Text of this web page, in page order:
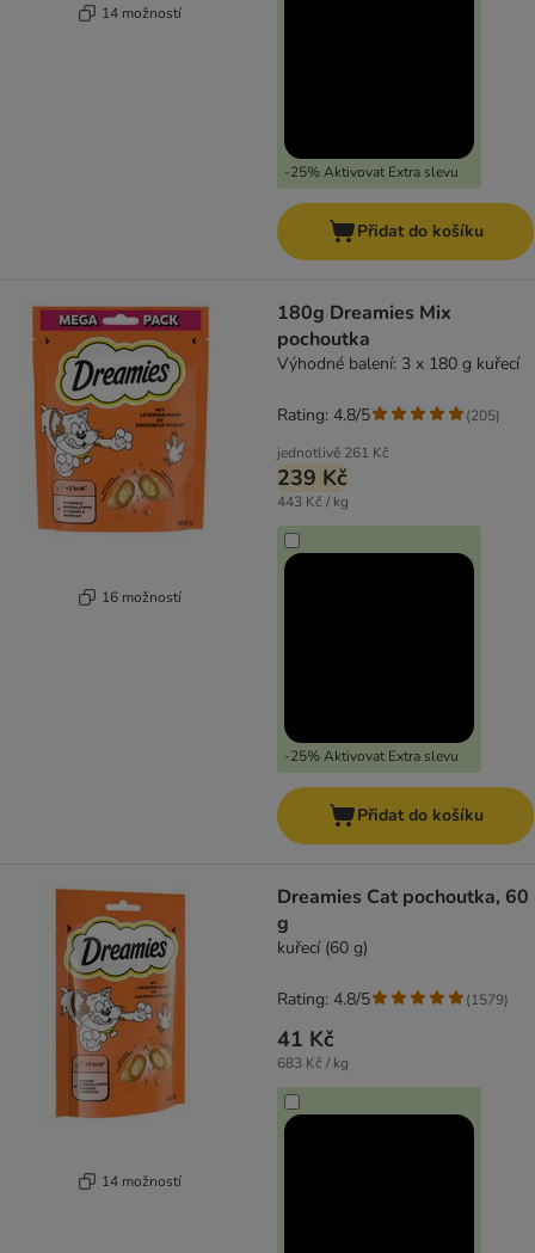
14 možností
-25% Aktivovat Extra slevu
Přidat do košíku
16 možností
180g Dreamies Mix
pochoutka
Výhodné balení: 3 x 180 g kuřecí
jednotlivě 261 Kč
239 Kč
443 Kč / kg
-25% Aktivovat Extra slevu
Rating: 4.8/5 (205)
Přidat do košíku
14 možností
Dreamies Cat pochoutka, 60
g
kuřecí (60 g)
41 Kč
683 Kč / kg
Rating: 4.8/5 (1579)